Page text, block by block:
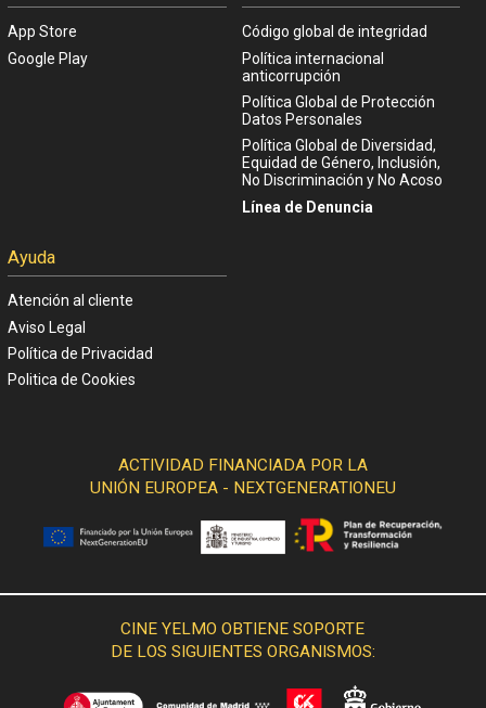
App Store
Google Play
Código global de integridad
Política internacional
anticorrupción
Política Global de Protección
Datos Personales
Política Global de Diversidad,
Equidad de Género, Inclusión,
No Discriminación y No Acoso
Línea de Denuncia
Ayuda
Atención al cliente
Aviso Legal
Política de Privacidad
Politica de Cookies
ACTIVIDAD FINANCIADA POR LA
UNIÓN EUROPEA - NEXTGENERATIONEU
CINE YELMO OBTIENE SOPORTE
DE LOS SIGUIENTES ORGANISMOS: